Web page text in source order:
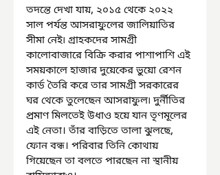
তদন্তে দেখা যায়, ২০১৫ থেকে ২০২২
সাল পর্যন্ত আসরাফুলের জালিয়াতির
সীমা নেই৷ গ্রাহকদের সামগ্রী
কালোবাজারে বিক্রি করার পাশাপাশি এই
সময়কালে হাজার দুয়েকের ভুয়ো রেশন
কার্ড তৈরি করে তার সামগ্রী সরকারের
ঘর থেকে তুলেছেন আসরাফুল৷ দুর্নীতির
প্রমাণ মিলতেই উধাও হয়ে যান তৃণমূলের
এই নেতা। তাঁর বাড়িতে তালা ঝুলছে,
ফোন বন্ধ। পরিবার তিনি কোথায়
গিয়েছেন তা বলতে পারছেন না স্থানীয়